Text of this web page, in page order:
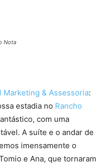
Nota
Marketing & Assessoria:
estadia no Rancho
com uma
A suíte e o andar de
imensamente o
e Ana, que tornaram